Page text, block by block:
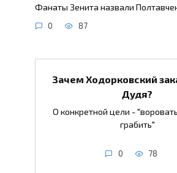
Фанаты Зенита назвали
0 87
Зачем Ходорковский
Дудя?
О конкретной цели -
грабить"
0 78